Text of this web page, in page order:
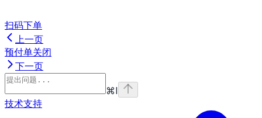
扫码下单
上一页
预付单关闭
下一页
⌘I
技术支持